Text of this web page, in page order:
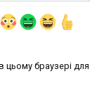
цьому браузері для